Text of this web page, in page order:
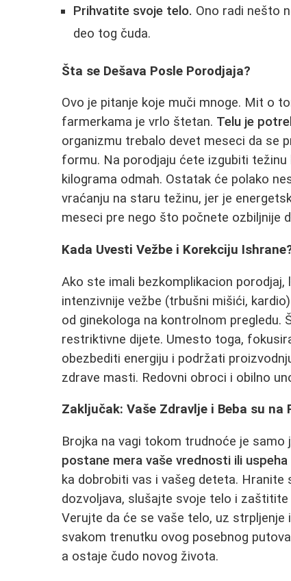
Prihvatite svoje telo. Ono radi nešto
deo tog čuda.
Šta se Dešava Posle Porodjaja?
Ovo je pitanje koje muči mnoge. Mit o
farmerkama je vrlo štetan. Telu je
organizmu trebalo devet meseci da se
formu. Na porodjaju ćete izgubiti
kilograma odmah. Ostatak će polako
vraćanju na staru težinu, jer je
meseci pre nego što počnete ozbiljnije
Kada Uvesti Vežbe i Korekciju
Ako ste imali bezkomplikacion
intenzivnije vežbe (trbušni mišići,
od ginekologa na kontrolnom pregledu.
restriktivne dijete. Umesto toga,
obezbediti energiju i podržati
zdrave masti. Redovni obroci i obilno
Zaključak: Vaše Zdravlje i Beba su na
Brojka na vagi tokom trudnoće je samo
postane mera vaše vrednosti ili
ka dobrobiti vas i vašeg deteta.
dozvoljava, slušajte svoje telo i
Verujte da će se vaše telo, uz
svakom trenutku ovog posebnog
a ostaje čudo novog života.